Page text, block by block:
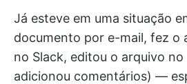
Já esteve em uma situação
documento por e-mail, fez o
no Slack, editou o arquivo
adicionou comentários) —